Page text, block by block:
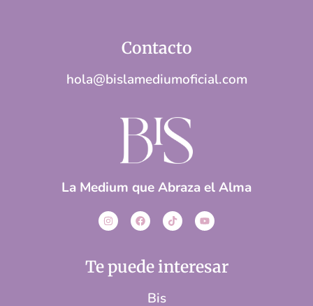
Contacto
hola@bislamediumoficial.com
La Medium que Abraza el Alma
Te puede interesar
Bis